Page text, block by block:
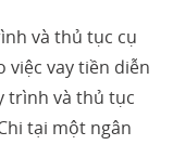
và thủ tục cụ
việc vay tiền diễn
trình và thủ tục
tại một ngân